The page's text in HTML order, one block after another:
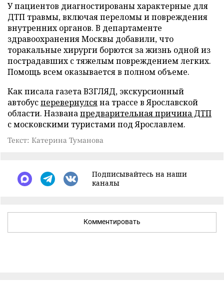
У пациентов диагностированы характерные для
ДТП травмы, включая переломы и повреждения
внутренних органов. В департаменте
здравоохранения Москвы добавили, что
торакальные хирурги борются за жизнь одной из
пострадавших с тяжелым повреждением легких.
Помощь всем оказывается в полном объеме.
Как писала газета ВЗГЛЯД, экскурсионный
автобусперевернулсяна трассе в Ярославской
области. Названапредварительная причина ДТП
с московскими туристами под Ярославлем.
Текст: Катерина Туманова
Подписывайтесь на наши
каналы
Комментировать